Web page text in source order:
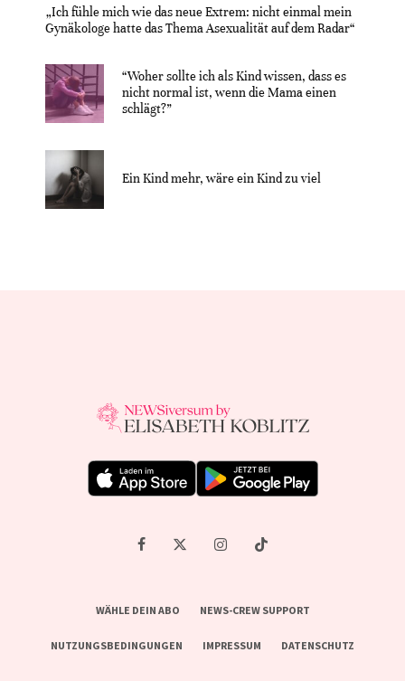
„Ich fühle mich wie das neue Extrem: nicht einmal mein
Gynäkologe hatte das Thema Asexualität auf dem Radar“
“Woher sollte ich als Kind wissen, dass es
nicht normal ist, wenn die Mama einen
schlägt?”
Ein Kind mehr, wäre ein Kind zu viel
WÄHLE DEIN ABO NEWS-CREW SUPPORT
NUTZUNGSBEDINGUNGEN IMPRESSUM DATENSCHUTZ